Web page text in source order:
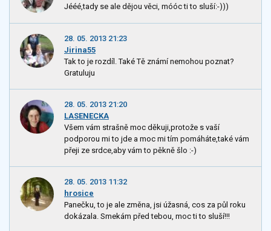
Jééé,tady se ale dějou věci, móóc ti to sluší:-)))
28. 05. 2013 21:23
Jirina55
Tak to je rozdíl. Také Tě známí nemohou poznat?
Gratuluju
28. 05. 2013 21:20
LASENECKA
Všem vám strašně moc děkuji,protože s vaší
podporou mi to jde a moc mi tím pomáháte,také vám
přeji ze srdce,aby vám to pěkně šlo :-)
28. 05. 2013 11:32
hrosice
Panečku, to je ale změna, jsi úžasná, cos za půl roku
dokázala. Smekám před tebou, moc ti to sluší!!!